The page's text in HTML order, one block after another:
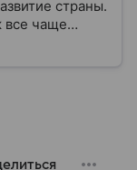
страны.
все чаще
регион играет